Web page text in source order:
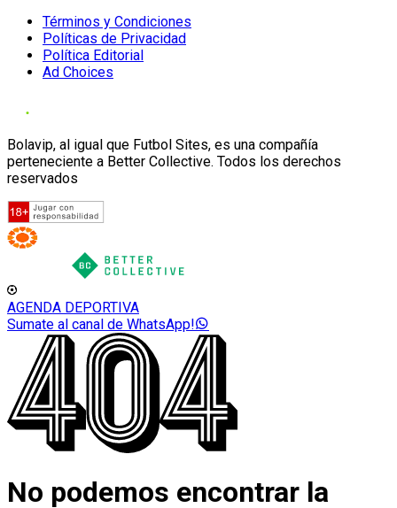
Términos y Condiciones
Políticas de Privacidad
Política Editorial
Ad Choices
Bolavip, al igual que Futbol Sites, es una compañía
perteneciente a Better Collective. Todos los derechos
reservados
AGENDA DEPORTIVA
Sumate al canal de WhatsApp!
No podemos encontrar la